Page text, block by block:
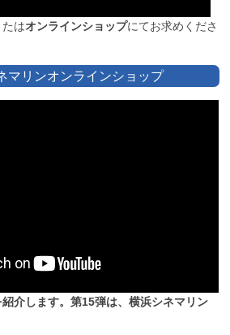
たはオンラインショップにてお求めくださ
マリンオンラインショップ
介します。第15弾は、横浜シネマリン